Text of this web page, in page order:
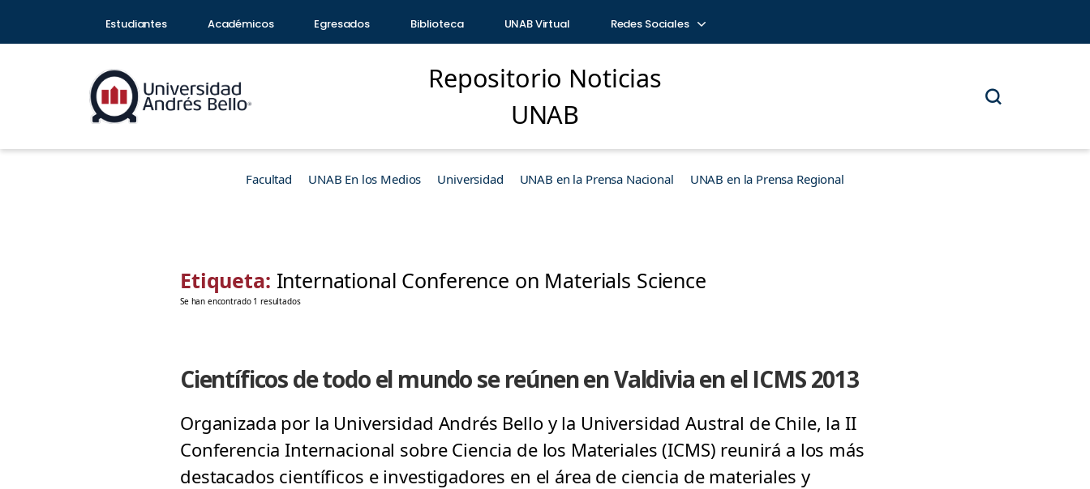
Estudiantes Académicos Egresados Biblioteca UNAB Virtual Redes Sociales
Repositorio Noticias
UNAB
Facultad UNAB En los Medios Universidad UNAB en la Prensa Nacional UNAB en la Prensa Regional
Etiqueta: International Conference on Materials Science
Se han encontrado 1 resultados
Científicos de todo el mundo se reúnen en Valdivia en el ICMS 2013
Organizada por la Universidad Andrés Bello y la Universidad Austral de Chile, la II
Conferencia Internacional sobre Ciencia de los Materiales (ICMS) reunirá a los más
destacados científicos e investigadores en el área de ciencia de materiales y